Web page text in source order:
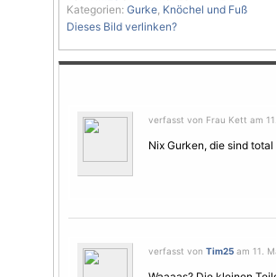
Kategorien: Gurke, Knöchel und Fuß
Dieses Bild verlinken?
verfasst von Frau Kett am
Nix Gurken, die sind
verfasst von Tim25 am 11.